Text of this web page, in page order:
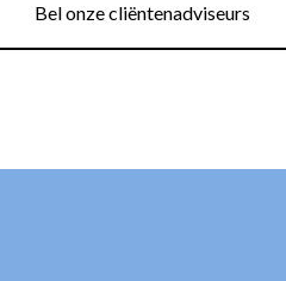
Bel onze cliëntenadviseurs